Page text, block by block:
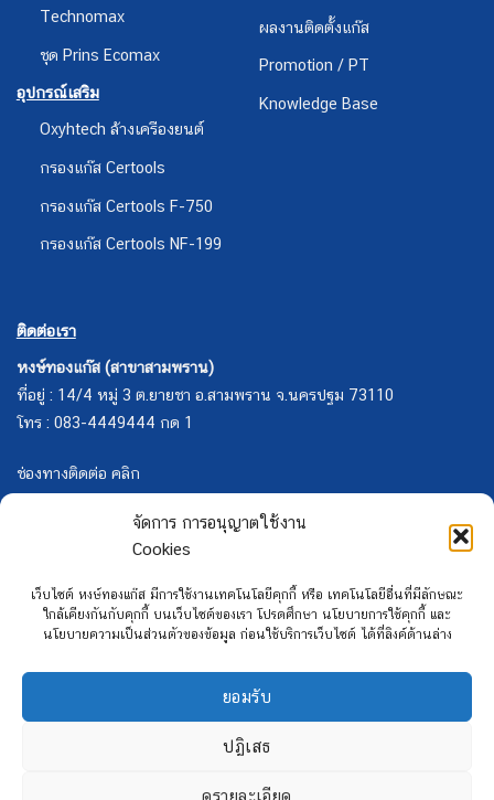
จัดการ การอนุญาตใช้งาน
Cookies
เว็บไซต์ หงษ์ทองแก๊ส มีการใช้งานเทคโนโลยีคุกกี้ หรือ เทคโนโลยีอื่นที่มีลักษณะ
ใกล้เคียงกันกับคุกกี้ บนเว็บไซต์ของเรา โปรดศึกษา นโยบายการใช้คุกกี้ และ
นโยบายความเป็นส่วนตัวของข้อมูล ก่อนใช้บริการเว็บไซต์ ได้ที่ลิงค์ด้านล่าง
ยอมรับ
ปฏิเสธ
ดูรายละเอียด
Technomax
ชุด Prins Ecomax
อุปกรณ์เสริม
Oxyhtech ล้างเครืองยนต์
กรองแก๊ส Certools
กรองแก๊ส Certools F-750
กรองแก๊ส Certools NF-199
ผลงานติดตั้งแก๊ส
Promotion / PT
Knowledge Base
ติดต่อเรา
หงษ์ทองแก๊ส (สาขาสามพราน)
ที่อยู่ : 14/4 หมู่ 3 ต.ยายชา อ.สามพราน จ.นครปฐม 73110
โทร : 083-4449444 กด 1
ช่องทางติดต่อ คลิก